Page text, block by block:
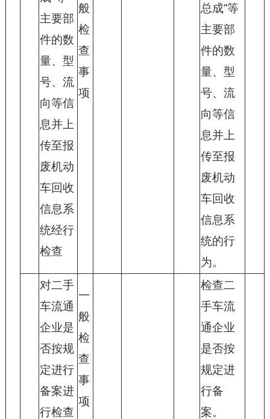
主要部
件的数
量、型
号、流
向等信
息并上
传至报
废机动
车回收
信息系
统经行
检查
般
检
查
事
项
总成”等
主要部
件的数
量、型
号、流
向等信
息并上
传至报
废机动
车回收
信息系
统的行
为。
对二手
车流通
企业是
否按规
定进行
备案进
行检查
一
般
检
查
事
项
检查二
手车流
通企业
是否按
规定进
行备
案。